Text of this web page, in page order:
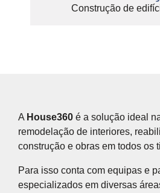
Construção de
A House360 é a solução ideal
remodelação de interiores,
construção e obras em todos os
Para isso conta com equipas e
especializados em diversas